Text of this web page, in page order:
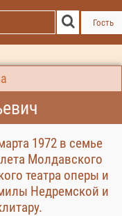
Гость
1972 в семье
Молдавского
театра оперы и
Недремской и